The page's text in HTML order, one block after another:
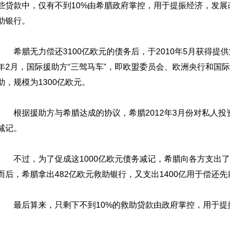
贷款中，仅有不到10%由希腊政府掌控，用于提振经济，发
银行。
希腊无力偿还3100亿欧元的债务后，于2010年5月获得提供
2月，国际援助方“三驾马车”，即欧盟委员会、欧洲央行和国
，规模为1300亿欧元。
根据援助方与希腊达成的协议，希腊2012年3月份对私人投
记。
不过，为了促成这1000亿欧元债务减记，希腊向各方支出了
后，希腊拿出482亿欧元救助银行，又支出1400亿用于偿还先
最后算来，只剩下不到10%的救助贷款由政府掌控，用于提